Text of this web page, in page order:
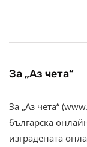
За „Аз чета“
За „Аз чета“
българска
изградената